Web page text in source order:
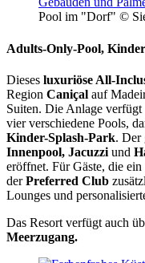
Pool im "Dorf" ©
Adults-Only-Pool,
Dieses luxuriöse All-
Region Caniçal auf
Suiten. Die Anlage verfügt
vier verschiedene Pools,
Kinder-Splash-Park. Der
Innenpool, Jacuzzi und
eröffnet. Für Gäste, die
derPreferred Club
Lounges und
Das Resort verfügt auch
Meerzugang.